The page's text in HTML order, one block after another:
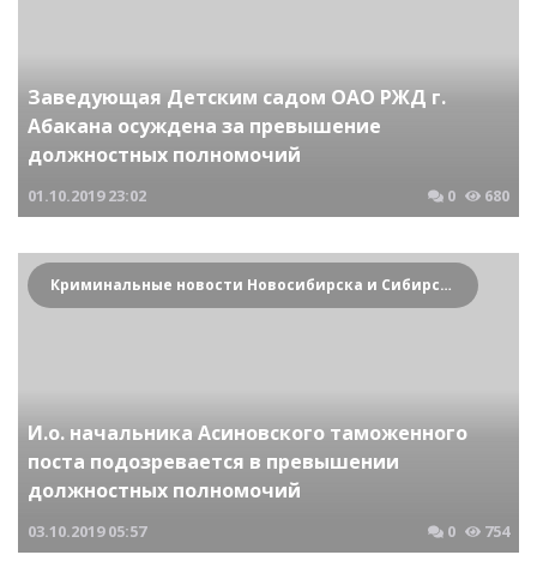
Заведующая Детским садом ОАО РЖД г.
Абакана осуждена за превышение
должностных полномочий
01.10.2019 23:02 0 680
Криминальные новости Новосибирска и Сибирского региона
И.о. начальника Асиновского таможенного
поста подозревается в превышении
должностных полномочий
03.10.2019 05:57 0 754